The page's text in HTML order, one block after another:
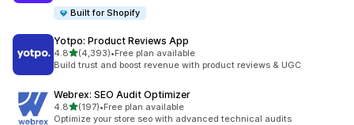
Built for Shopify
Yotpo: Product Reviews App
4.8滿分 5 顆星
(4,393)
共有 4393 則評價
•Free plan available
Build trust and boost revenue with product reviews & UGC
Webrex: SEO Audit Optimizer
4.8滿分 5 顆星
(197)
共有 197 則評價
•Free plan available
Optimize your store seo with advanced technical audits